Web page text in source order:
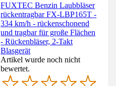
FUXTEC Benzin Laubbläser
rückentragbar FX-LBP165T -
334 km/h - rückenschonend
und tragbar für große Flächen
- Rückenbläser, 2-Takt
Blasgerät
Artikel wurde noch nicht
bewertet.